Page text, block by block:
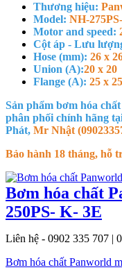
Thương hiệu:
Model: NH-
Motor and speed:
Cột áp - Lưu
Hose (mm): 26 x
Union (A):20 x 20
Flange (A): 25 x 25
Sản phẩm bơm hóa
phân phối chính hãng
Phát, Mr Nhật
Bảo hành 18 tháng, hỗ
Bơm hóa chất
250PS- K- 3E
Liên hệ - 0902 335 707 |
Bơm hóa chất Panworld